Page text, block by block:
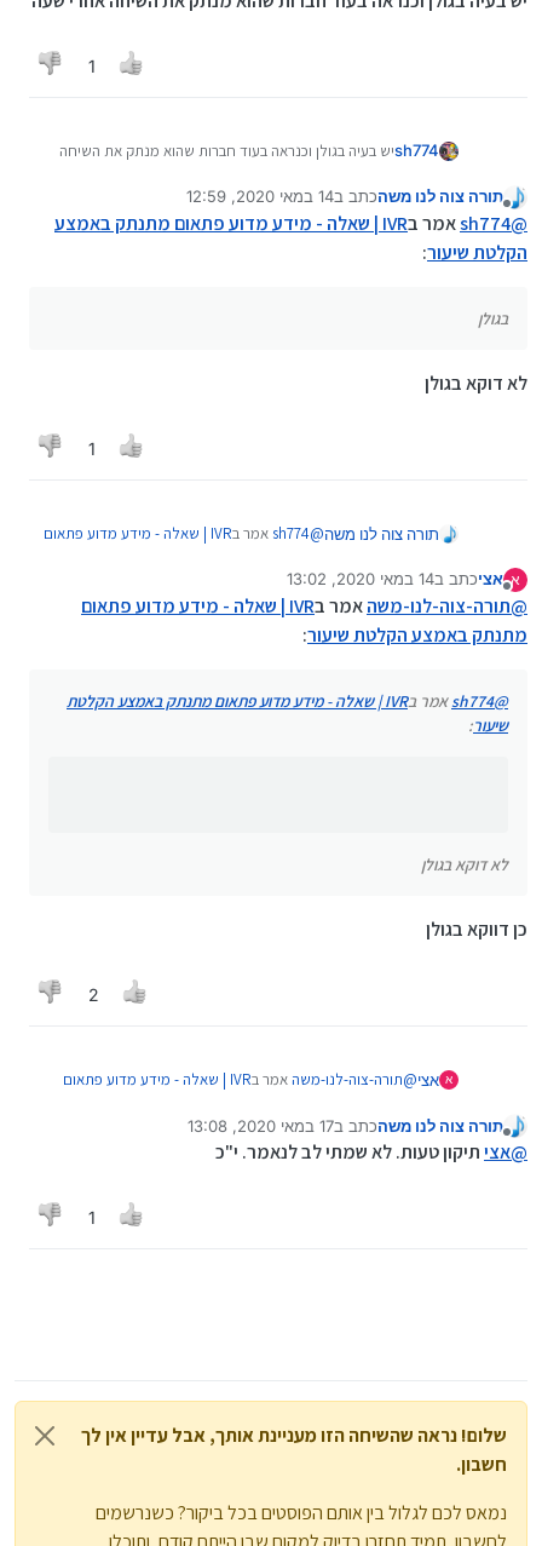
1
sh774יש בעיה בגולן וכנראה בעוד חברות שהוא מנתק את השיחה
מנותק
תורה צוה לנו משהכתב ב14 במאי 2020, 12:59
נערך לאחרונה על ידי
@
sh774אמר ב
IVR | שאלה - מידע מדוע פתאום מתנתק באמצע
הקלטת שיעור:
בגולן
לא דוקא בגולן
1
תורה צוה לנו משה@
sh774 אמר ב
IVR | שאלה - מידע מדוע פתאום
בגולן
א אציכתב ב14 במאי 2020, 13:02
נערך לאחרונה על ידי
@תורה-צוה-לנו-משהאמר ב
IVR | שאלה - מידע מדוע פתאום
מתנתק באמצע הקלטת שיעור:
@
sh774אמר ב
IVR | שאלה - מידע מדוע פתאום מתנתק באמצע הקלטת
שיעור:
לא דוקא בגולן
כן דווקא בגולן
2
א אצי@תורה-צוה-לנו-משהאמר ב
IVR | שאלה - מידע מדוע פתאום
@
sh774אמר ב
IVR | שאלה - מידע מדוע פתאום מתנתק
מנותק
תורה צוה לנו משהכתב ב17 במאי 2020, 13:08
נערך לאחרונה על ידי
@אציתיקון טעות. לא שמתי לב לנאמר. י"כ
1
שלום! נראה שהשיחה הזו מעניינת אותך, אבל עדיין אין לך
חשבון.
נמאס לכם לגלול בין אותם הפוסטים בכל ביקור? כשנרשמים